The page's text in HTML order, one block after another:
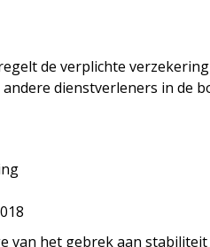
de verplichte
dienstverleners in de
van het gebrek aan